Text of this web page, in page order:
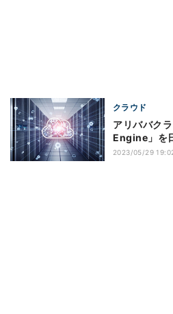
クラウド
アリババク
Engine」を
2023/05/29